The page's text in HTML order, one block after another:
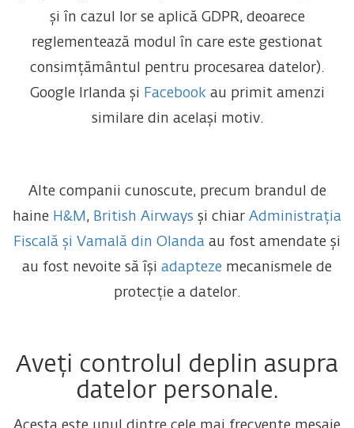
și în cazul lor se aplică GDPR, deoarece
reglementează modul în care este gestionat
consimțământul pentru procesarea datelor).
Google Irlanda și Facebook au primit amenzi
similare din același motiv.
Alte companii cunoscute, precum brandul de
haine H&M , British Airways și chiar Administrația
Fiscală și Vamală din Olanda au fost amendate și
au fost nevoite să își adapteze mecanismele de
protecție a datelor.
Aveți controlul deplin asupra
datelor personale.